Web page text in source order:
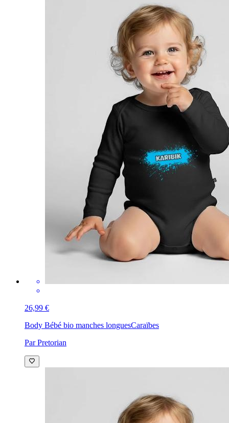
26,99 €
Body Bébé bio manches longuesCaraïbes
Par Pretorian